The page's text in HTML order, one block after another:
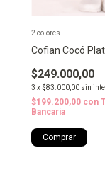
Cofian Cocó
$249.000,00
3 x$83.000,00 sin
$199.200,00 con
Bancaria
2 colores
Comprar